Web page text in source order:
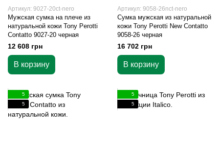
Артикул: 9027-20ct-nero
Мужская сумка на плече из
натуральной кожи Tony Perotti
Contatto 9027-20 черная
12 608 грн
В корзину
Артикул: 9058-26nct-nero
Сумка мужская из натуральной
кожи Tony Perotti New Contatto
9058-26 черная
16 702 грн
В корзину
5
5
5
5